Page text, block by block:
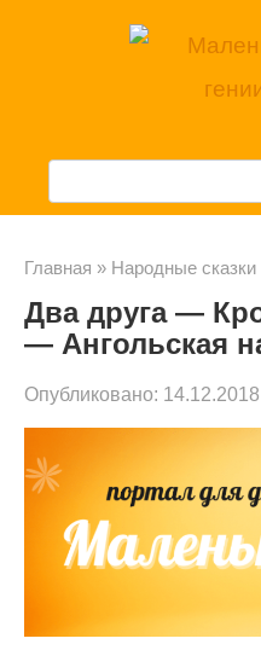
Главная » Народные сказки
Два друга —
— Ангольская
Опубликовано: 14.12.2018